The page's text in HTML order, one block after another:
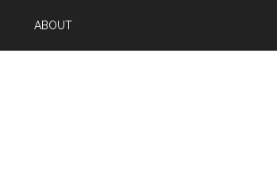
ABOUT